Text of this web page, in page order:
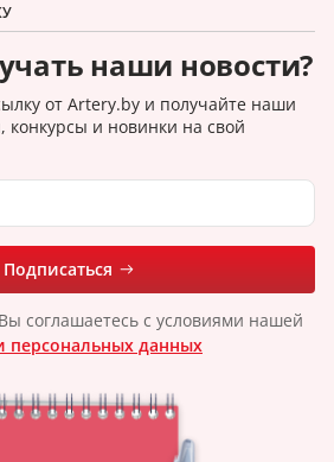
наши новости?
от Artery.by и получайте наши
и новинки на свой
Подписаться
соглашаетесь с условиями нашей
персональных данных